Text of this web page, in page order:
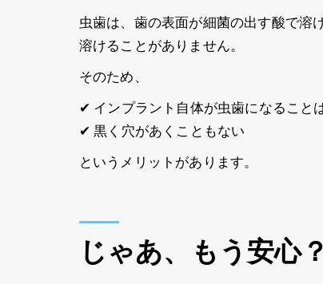
虫歯は、歯の表面が細菌の出す酸で溶
溶けることがありません。
そのため、
✔ インプラント自体が虫歯になること
✔ 黒く穴があくこともない
というメリットがあります。
じゃあ、もう安心？